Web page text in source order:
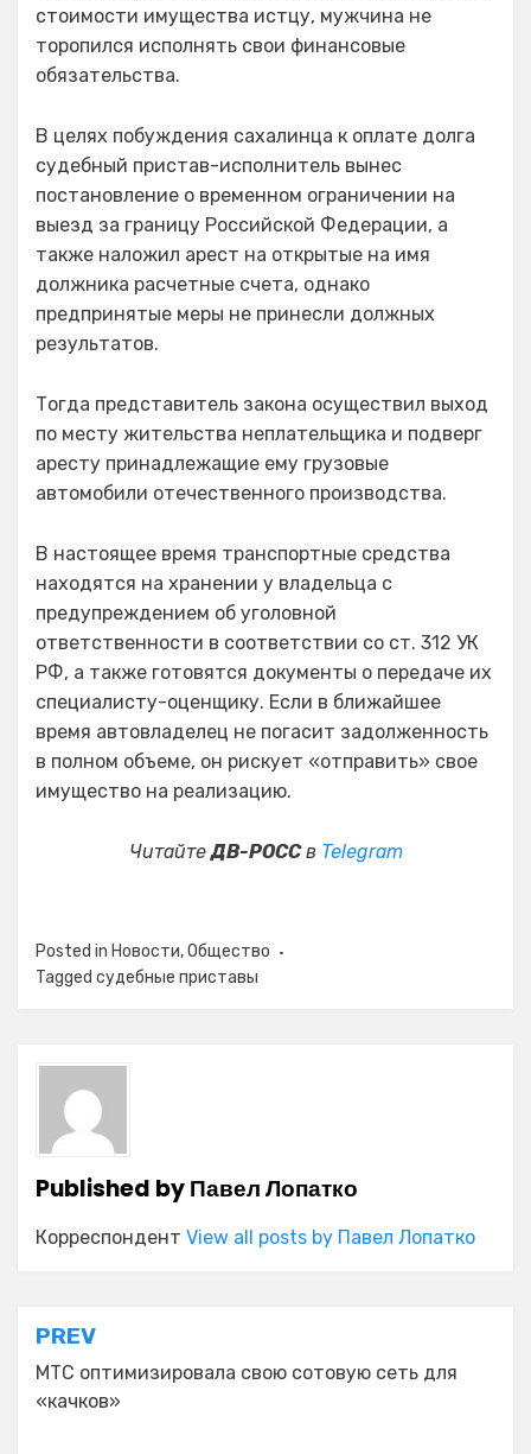
стоимости имущества истцу, мужчина не
торопился исполнять свои финансовые
обязательства.
В целях побуждения сахалинца к оплате долга
судебный пристав-исполнитель вынес
постановление о временном ограничении на
выезд за границу Российской Федерации, а
также наложил арест на открытые на имя
должника расчетные счета, однако
предпринятые меры не принесли должных
результатов.
Тогда представитель закона осуществил выход
по месту жительства неплательщика и подверг
аресту принадлежащие ему грузовые
автомобили отечественного производства.
В настоящее время транспортные средства
находятся на хранении у владельца с
предупреждением об уголовной
ответственности в соответствии со ст. 312 УК
РФ, а также готовятся документы о передаче их
специалисту-оценщику. Если в ближайшее
время автовладелец не погасит задолженность
в полном объеме, он рискует «отправить» свое
имущество на реализацию.
ЧитайтеДВ-РОССв Telegram
Posted in Новости,Общество
Tagged судебные приставы
Published byПавел Лопатко
Корреспондент View all posts by Павел Лопатко
Навигация
по
записям
PREV
МТС оптимизировала свою сотовую сеть для
«качков»